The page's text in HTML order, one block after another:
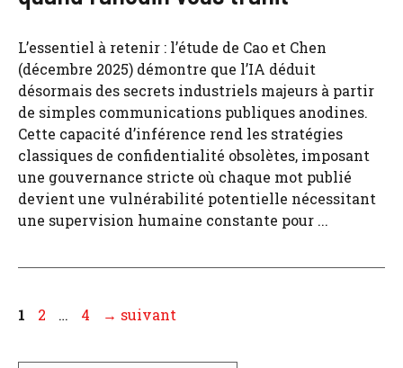
L’essentiel à retenir : l’étude de Cao et Chen
(décembre 2025) démontre que l’IA déduit
désormais des secrets industriels majeurs à partir
de simples communications publiques anodines.
Cette capacité d’inférence rend les stratégies
classiques de confidentialité obsolètes, imposant
une gouvernance stricte où chaque mot publié
devient une vulnérabilité potentielle nécessitant
une supervision humaine constante pour ...
Page
1 Page
2 … Page
4 → suivant